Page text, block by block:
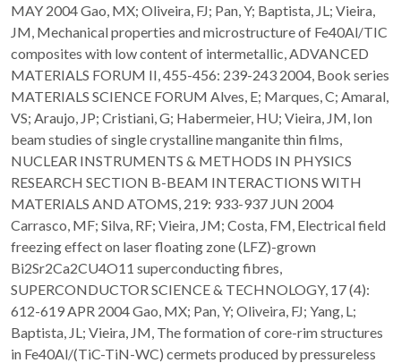
MAY 2004 Gao, MX; Oliveira, FJ; Pan, Y; Baptista, JL; Vieira,
JM, Mechanical properties and microstructure of Fe40Al/TIC
composites with low content of intermetallic, ADVANCED
MATERIALS FORUM II, 455-456: 239-243 2004, Book series
MATERIALS SCIENCE FORUM Alves, E; Marques, C; Amaral,
VS; Araujo, JP; Cristiani, G; Habermeier, HU; Vieira, JM, Ion
beam studies of single crystalline manganite thin films,
NUCLEAR INSTRUMENTS & METHODS IN PHYSICS
RESEARCH SECTION B-BEAM INTERACTIONS WITH
MATERIALS AND ATOMS, 219: 933-937 JUN 2004
Carrasco, MF; Silva, RF; Vieira, JM; Costa, FM, Electrical field
freezing effect on laser floating zone (LFZ)-grown
Bi2Sr2Ca2CU4O11 superconducting fibres,
SUPERCONDUCTOR SCIENCE & TECHNOLOGY, 17 (4):
612-619 APR 2004 Gao, MX; Pan, Y; Oliveira, FJ; Yang, L;
Baptista, JL; Vieira, JM, The formation of core-rim structures
in Fe40Al/(TiC-TiN-WC) cermets produced by pressureless